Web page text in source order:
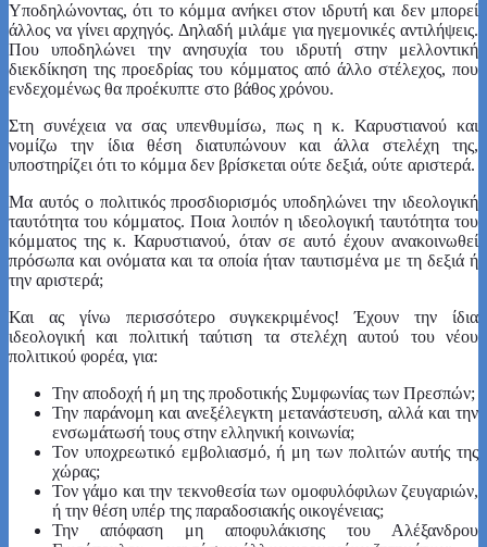
Υποδηλώνοντας, ότι το κόμμα ανήκει στον ιδρυτή και δεν μπορεί
άλλος να γίνει αρχηγός. Δηλαδή μιλάμε για ηγεμονικές αντιλήψεις.
Που υποδηλώνει την ανησυχία του ιδρυτή στην μελλοντική
διεκδίκηση της προεδρίας του κόμματος από άλλο στέλεχος, που
ενδεχομένως θα προέκυπτε στο βάθος χρόνου.
Στη συνέχεια να σας υπενθυμίσω, πως η κ. Καρυστιανού και
νομίζω την ίδια θέση διατυπώνουν και άλλα στελέχη της,
υποστηρίζει ότι το κόμμα δεν βρίσκεται ούτε δεξιά, ούτε αριστερά.
Μα αυτός ο πολιτικός προσδιορισμός υποδηλώνει την ιδεολογική
ταυτότητα του κόμματος. Ποια λοιπόν η ιδεολογική ταυτότητα του
κόμματος της κ. Καρυστιανού, όταν σε αυτό έχουν ανακοινωθεί
πρόσωπα και ονόματα και τα οποία ήταν ταυτισμένα με τη δεξιά ή
την αριστερά;
Και ας γίνω περισσότερο συγκεκριμένος! Έχουν την ίδια
ιδεολογική και πολιτική ταύτιση τα στελέχη αυτού του νέου
πολιτικού φορέα, για:
Την αποδοχή ή μη της προδοτικής Συμφωνίας των Πρεσπών;
Την παράνομη και ανεξέλεγκτη μετανάστευση, αλλά και την
ενσωμάτωσή τους στην ελληνική κοινωνία;
Τον υποχρεωτικό εμβολιασμό, ή μη των πολιτών αυτής της
χώρας;
Τον γάμο και την τεκνοθεσία των ομοφυλόφιλων ζευγαριών,
ή την θέση υπέρ της παραδοσιακής οικογένειας;
Την απόφαση μη αποφυλάκισης του Αλέξανδρου